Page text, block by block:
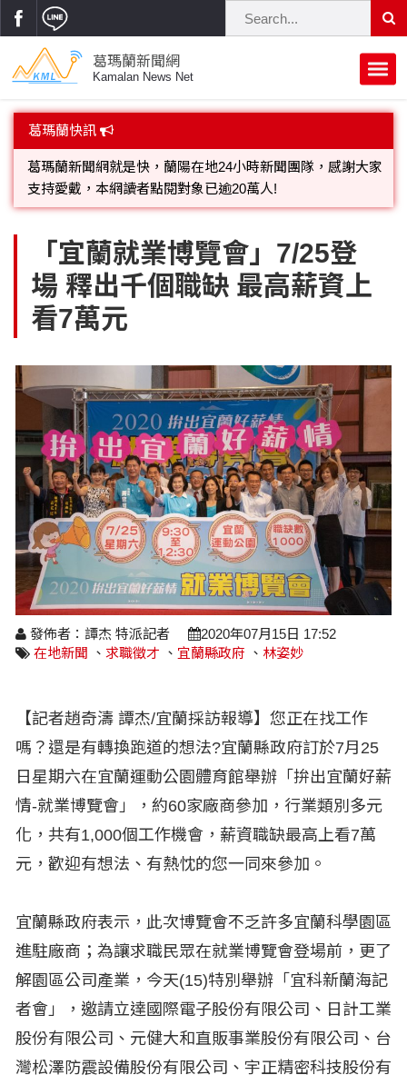
葛瑪蘭新聞網
Kamalan News Net
首頁
蘭陽大代誌
府會議題
街坊大小事
交通警消
地方大小事
原住民動態
軍事新聞
立法院
黨政新聞
府院動態
選舉新聞
總統大選
立委選舉
縣市長選舉
議員民代選舉
鄉鎮長村里長選舉
五合一選舉
溫馨關懷
親子活動
公益行善
溫馨關懷
藝文走廊
民俗薪傳
藝文展覽
專題講座
話說文史
水色流光映城東～名家齊聚展藝風
時尚你我他
休閒旅遊
時尚行業
美食料理
景點介紹
醫療養生
醫藥新訊
衞生保健
【博愛醫療公益服務隊】專欄
產業科技
科技新知
產業招商
求職徵才
財經稅務
農林漁牧
我要爆料
網友爆料
檢舉投訴
活動專頁
讀者投稿
全國運動會
宜蘭國際童玩節
運動賽事
葛瑪蘭快訊
葛瑪蘭新聞網就是快，蘭陽在地24小時新聞團隊，感謝大家
支持愛戴，本網讀者點閱對象已逾20萬人!
網;詳洽各記者或聯繫：0910-259565洽詢。
「宜蘭就業博覽會」7/25登
場 釋出千個職缺 最高薪資上
看7萬元
發佈者：譚杰 特派記者
2020年07月15日 17:52
在地新聞
、 求職徵才 、 宜蘭縣政府 、 林姿妙
【記者趙奇濤 譚杰/宜蘭採訪報導】您正在找工作
嗎？還是有轉換跑道的想法?宜蘭縣政府訂於7月25
日星期六在宜蘭運動公園體育館舉辦「拚出宜蘭好薪
情-就業博覽會」，約60家廠商參加，行業類別多元
化，共有1,000個工作機會，薪資職缺最高上看7萬
元，歡迎有想法、有熱忱的您一同來參加。
宜蘭縣政府表示，此次博覽會不乏許多宜蘭科學園區
進駐廠商；為讓求職民眾在就業博覽會登場前，更了
解園區公司產業，今天(15)特別舉辦「宜科新蘭海記
者會」，邀請立達國際電子股份有限公司、日計工業
股份有限公司、元健大和直販事業股份有限公司、台
灣松澤防震設備股份有限公司、宇正精密科技股份有